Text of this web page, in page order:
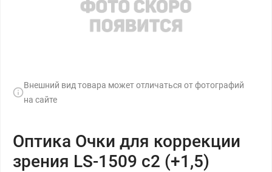
Внешний вид товара может отличаться от фотографий
на сайте
Оптика Очки для коррекции
зрения LS-1509 с2 (+1,5)